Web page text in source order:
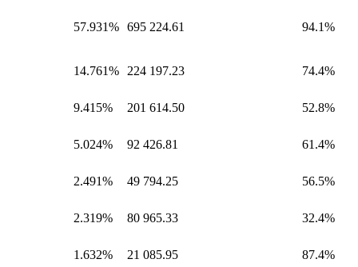
57.931% 695 224.61 94.1%
14.761% 224 197.23 74.4%
9.415% 201 614.50 52.8%
5.024% 92 426.81 61.4%
2.491% 49 794.25 56.5%
2.319% 80 965.33 32.4%
1.632% 21 085.95 87.4%